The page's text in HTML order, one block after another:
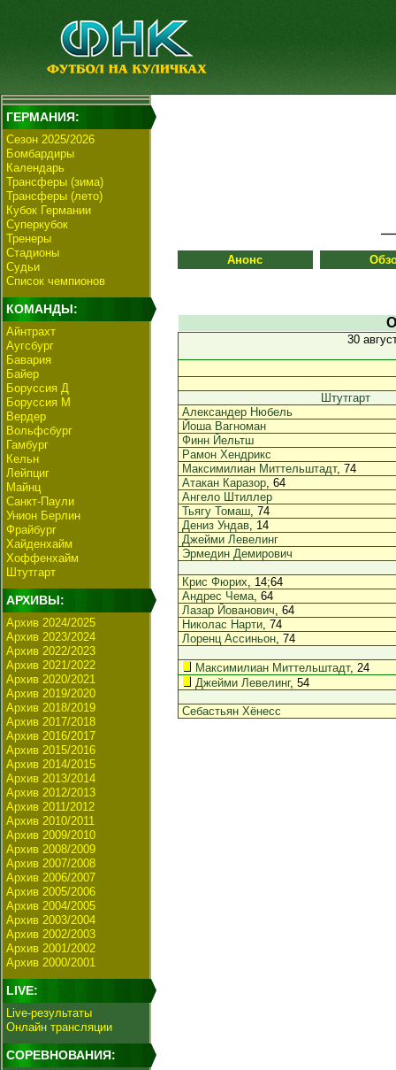
ГЕРМАНИЯ:
Сезон 2025/2026
Бомбардиры
Календарь
Трансферы (зима)
Трансферы (лето)
Кубок Германии
Суперкубок
Тренеры
Стадионы
Судьи
Список чемпионов
КОМАНДЫ:
Айнтрахт
Аугсбург
Бавария
Байер
Боруссия Д
Боруссия М
Вердер
Вольфсбург
Гамбург
Кельн
Лейпциг
Майнц
Санкт-Паули
Унион Берлин
Фрайбург
Хайденхайм
Хоффенхайм
Штутгарт
АРХИВЫ:
Архив 2024/2025
Архив 2023/2024
Архив 2022/2023
Архив 2021/2022
Архив 2020/2021
Архив 2019/2020
Архив 2018/2019
Архив 2017/2018
Архив 2016/2017
Архив 2015/2016
Архив 2014/2015
Архив 2013/2014
Архив 2012/2013
Архив 2011/2012
Архив 2010/2011
Архив 2009/2010
Архив 2008/2009
Архив 2007/2008
Архив 2006/2007
Архив 2005/2006
Архив 2004/2005
Архив 2003/2004
Архив 2002/2003
Архив 2001/2002
Архив 2000/2001
LIVE:
Live-результаты
Онлайн трансляции
СОРЕВНОВАНИЯ:
Анонс
30
Штутгарт
Александер Нюбель
Йоша Вагноман
Финн Йельтш
Рамон Хендрикс
Максимилиан Миттельштадт, 74
Атакан Каразор, 64
Ангело Штиллер
Тьягу Томаш, 74
Дениз Ундав, 14
Джейми Левелинг
Эрмедин Демирович
Крис Фюрих, 14;64
Андрес Чема, 64
Лазар Йованович, 64
Николас Нарти, 74
Лоренц Ассиньон, 74
Максимилиан Миттельштадт, 24
Джейми Левелинг, 54
Себастьян Хёнесс